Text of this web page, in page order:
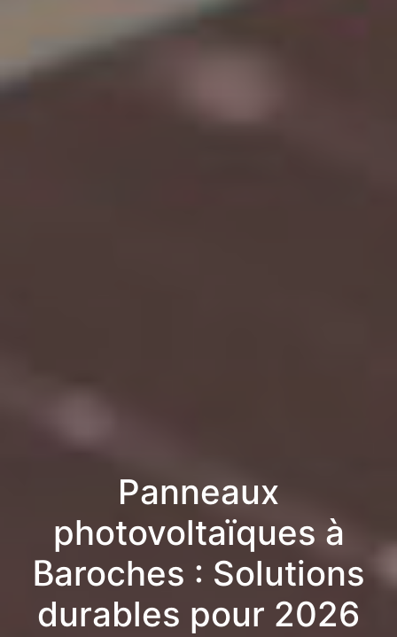
Panneaux
photovoltaïques à
Baroches : Solutions
durables pour 2026